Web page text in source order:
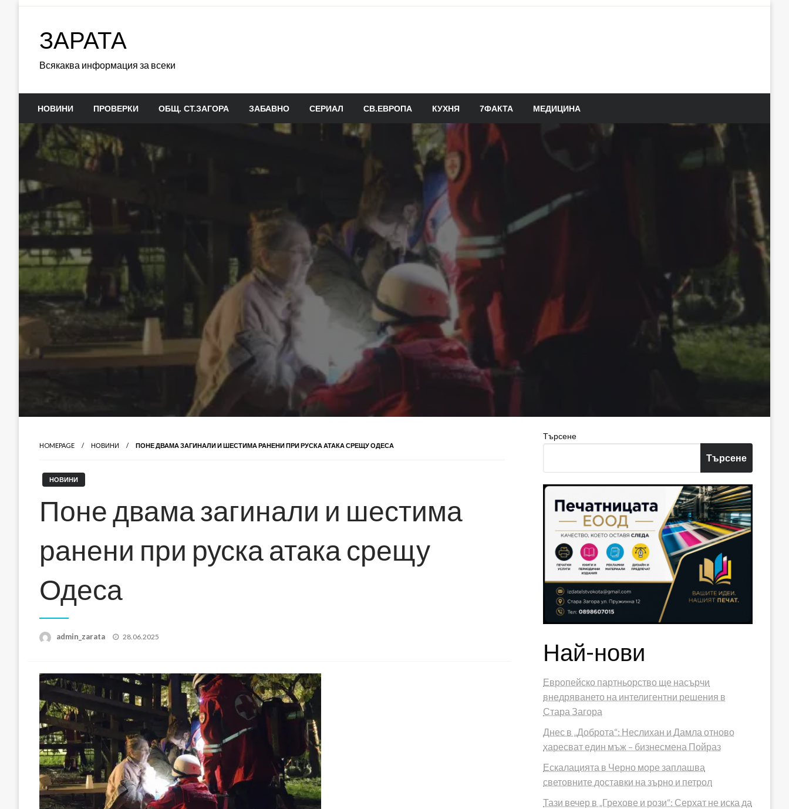
ЗАРАТА
Всякаква информация за всеки
НОВИНИ ПРОВЕРКИ ОБЩ. СТ.ЗАГОРА ЗАБАВНО СЕРИАЛ СВ.ЕВРОПА КУХНЯ 7ФАКТА МЕДИЦИНА
HOMEPAGE НОВИНИ ПОНЕ ДВАМА ЗАГИНАЛИ И ШЕСТИМА РАНЕНИ ПРИ РУСКА АТАКА СРЕЩУ ОДЕСА
НОВИНИ
Поне двама загинали и шестима
ранени при руска атака срещу
Одеса
admin_zarata
Posted
28.06.2025
Търсене
Търсене
Най-нови
Европейско партньорство ще насърчи
внедряването на интелигентни решения в
Стара Загора
Днес в „Доброта“: Неслихан и Дамла отново
харесват един мъж – бизнесмена Пойраз
Ескалацията в Черно море заплашва
световните доставки на зърно и петрол
Тази вечер в „Грехове и рози“: Серхат не иска да